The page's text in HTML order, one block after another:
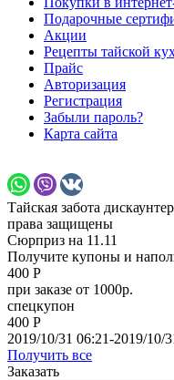
Подарочные
Акции
Рецепты тайской
Прайс
Авторизация
Регистрация
Забыли пароль?
Карта сайта
Тайская забота
права защищены
Сюрприз на 11.11
Получите купоны и
400 Р
при заказе от 1000р.
спецкупон
400 Р
2019/10/31 06:21-2019/10/
Получить все
Заказать